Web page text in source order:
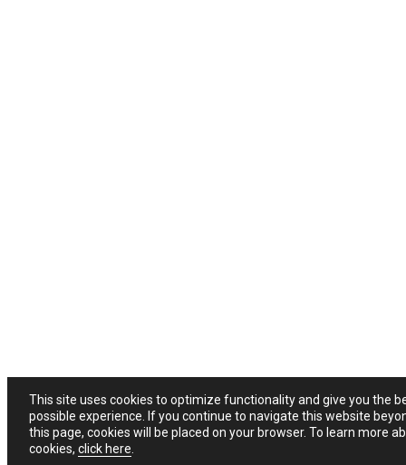
This site uses cookies to optimize functionality and give you the
possible experience. If you continue to navigate this website
this page, cookies will be placed on your browser. To learn more
cookies, click here